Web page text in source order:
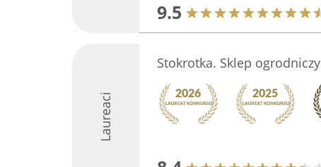
9.5
Laureaci
Stokrotka. Sklep ogrodniczy